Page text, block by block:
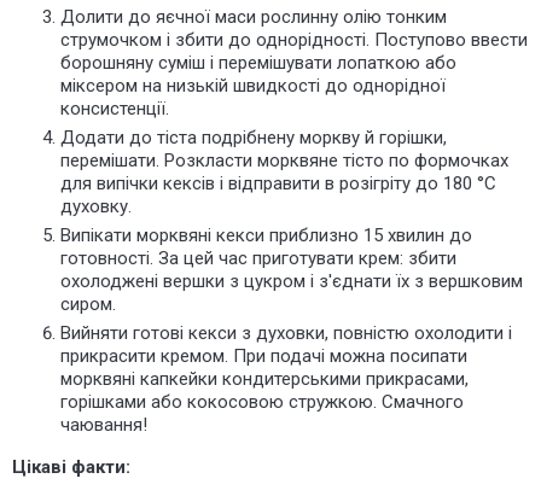
Долити до яєчної маси рослинну олію тонким
струмочком і збити до однорідності. Поступово ввести
борошняну суміш і перемішувати лопаткою або
міксером на низькій швидкості до однорідної
консистенції.
Додати до тіста подрібнену моркву й горішки,
перемішати. Розкласти морквяне тісто по формочках
для випічки кексів і відправити в розігріту до 180 °С
духовку.
Випікати морквяні кекси приблизно 15 хвилин до
готовності. За цей час приготувати крем: збити
охолоджені вершки з цукром і з'єднати їх з вершковим
сиром.
Вийняти готові кекси з духовки, повністю охолодити і
прикрасити кремом. При подачі можна посипати
морквяні капкейки кондитерськими прикрасами,
горішками або кокосовою стружкою. Смачного
чаювання!
Цікаві факти: